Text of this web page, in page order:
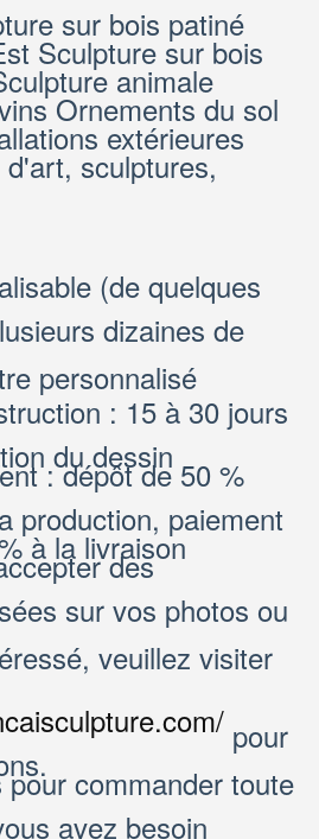
sur bois patiné
Sculpture sur bois
animale
Ornements du sol
extérieures
sculptures,
(de quelques
dizaines de
personnalisé
: 15 à 30 jours
du dessin
: dépôt de 50 %
production, paiement
à la livraison
des
sur vos photos ou
veuillez visiter
commander toute
avez besoin